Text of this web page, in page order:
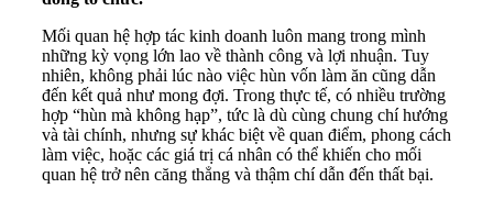
Mối quan hệ hợp tác kinh doanh luôn mang trong mình
những kỳ vọng lớn lao về thành công và lợi nhuận. Tuy
nhiên, không phải lúc nào việc hùn vốn làm ăn cũng dẫn
đến kết quả như mong đợi. Trong thực tế, có nhiều trường
hợp “hùn mà không hạp”, tức là dù cùng chung chí hướng
và tài chính, nhưng sự khác biệt về quan điểm, phong cách
làm việc, hoặc các giá trị cá nhân có thể khiến cho mối
quan hệ trở nên căng thẳng và thậm chí dẫn đến thất bại.